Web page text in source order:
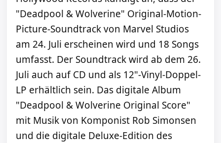
"Deadpool & Wolverine" Original-Motion-
Picture-Soundtrack von Marvel Studios
am 24. Juli erscheinen wird und 18 Songs
umfasst. Der Soundtrack wird ab dem 26.
Juli auch auf CD und als 12"-Vinyl-Doppel-
LP erhältlich sein. Das digitale Album
"Deadpool & Wolverine Original Score"
mit Musik von Komponist Rob Simonsen
und die digitale Deluxe-Edition des